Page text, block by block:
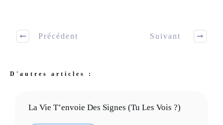
Précédent Suivant
D'autres articles :
La Vie T’envoie Des Signes (tu Les Vois ?)